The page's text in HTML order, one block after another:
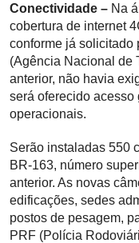
Conectividade – Na
cobertura de internet
conforme já solicitado
(Agência Nacional de
anterior, não havia
será oferecido acesso
operacionais.
Serão instaladas 550
BR-163, número
anterior. As novas
edificações, sedes
postos de pesagem,
PRF (Polícia